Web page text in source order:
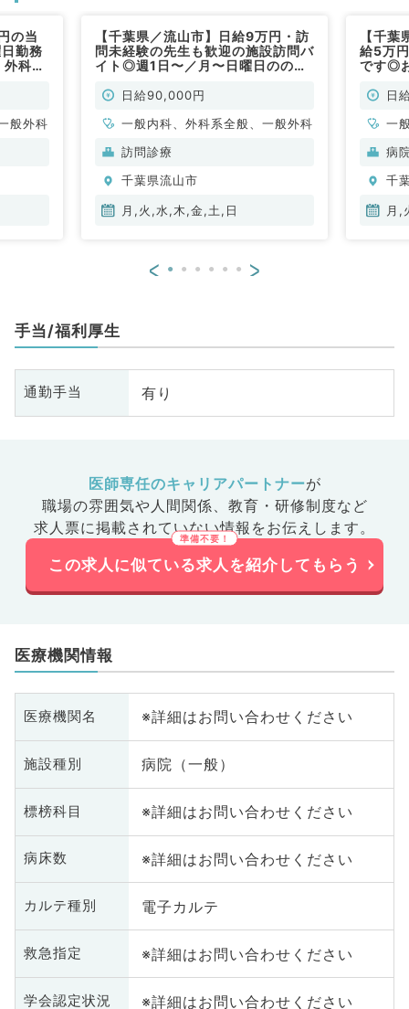
の当
勤務
科系
般外科
【千葉県／流山市】日給9万円・訪
問未経験の先生も歓迎の施設訪問バ
イト◎週1日〜／月〜日曜日ののい
時短勤務も応相談です（内科系／非
日給90,000円
一般内科、外科系全般、一般外科
訪問診療
千葉県流山市
月,火,水,木,金,土,日
【千
給5万
です◎
日
一
科
病
千
月,
< >
手当/福利厚生
通勤手当 有り
医師専任のキャリアパートナーが
職場の雰囲気や人間関係、 教育・研修制度など
求人票に掲載されていない情報をお伝えします。
この求人に似ている求人を紹介してもらう
医療機関情報
医療機関名 ※詳細はお問い合わせください
施設種別 病院（一般）
標榜科目 ※詳細はお問い合わせください
病床数 ※詳細はお問い合わせください
カルテ種別 電子カルテ
救急指定 ※詳細はお問い合わせください
学会認定状況 ※詳細はお問い合わせください